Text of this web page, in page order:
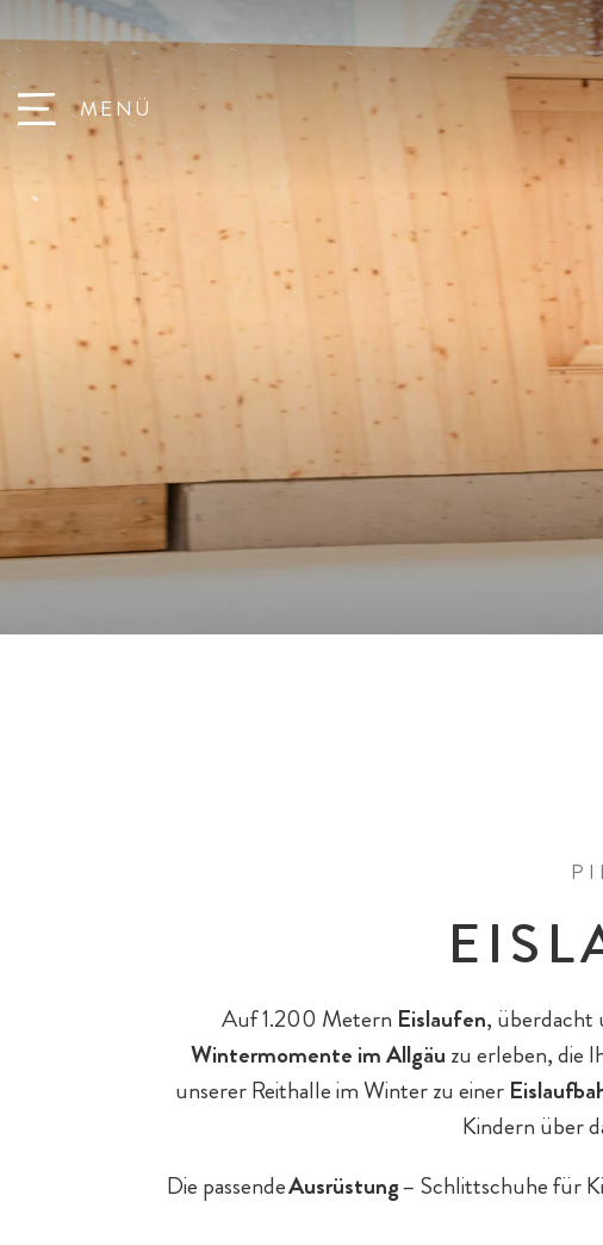
MENÜ
Auf 1.200 Metern Eislaufen, überdacht
Wintermomente im Allgäu zu erleben, die
unserer Reithalle im Winter zu einer
Kindern über
Die passendeAusrüstung– Schlittschuhe für
Das Hotel
Zimmer & Suiten
Hotel-Pauschalen
Die Chalets
All-Inklusiv Chalet-Genuss
Direkt an der Piste
Wandern mit Kindern
Spielplätze
Spielscheune
Babys
Kleinkinder
Schulkinder